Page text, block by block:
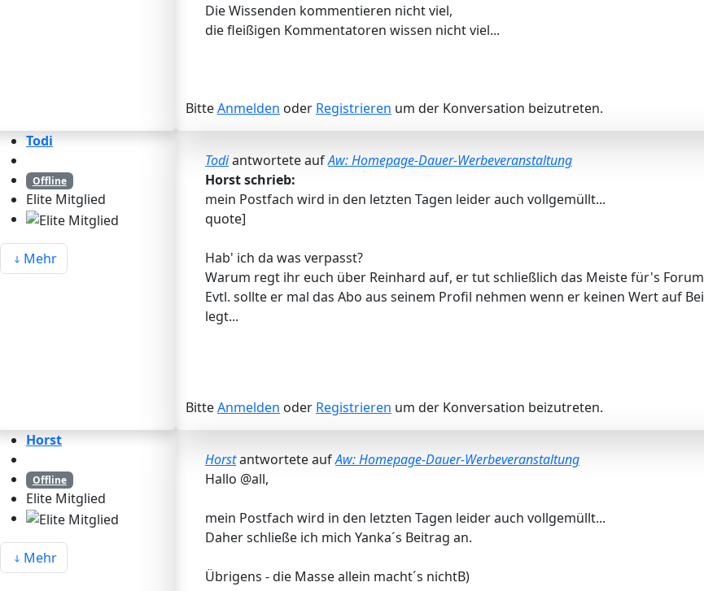
Die Wissenden kommentieren nicht viel,
die fleißigen Kommentatoren wissen nicht viel...
BitteAnmelden oder Registrieren um der Konversation beizutreten.
Todi
Offline
Elite Mitglied
Mehr
Todiantwortete aufAw: Homepage-Dauer-Werbeveranstaltung
Horst schrieb:
mein Postfach wird in den letzten Tagen leider auch vollgemüllt...
quote]
Hab' ich da was verpasst?
Warum regt ihr euch über Reinhard auf, er tut schließlich das Meiste für's
Evtl. sollte er mal das Abo aus seinem Profil nehmen wenn er keinen Wert auf
legt...
BitteAnmelden oder Registrieren um der Konversation beizutreten.
Horst
Offline
Elite Mitglied
Mehr
Horstantwortete aufAw: Homepage-Dauer-Werbeveranstaltung
Hallo @all,
mein Postfach wird in den letzten Tagen leider auch vollgemüllt...
Daher schließe ich mich Yanka´s Beitrag an.
Übrigens - die Masse allein macht´s nichtB)